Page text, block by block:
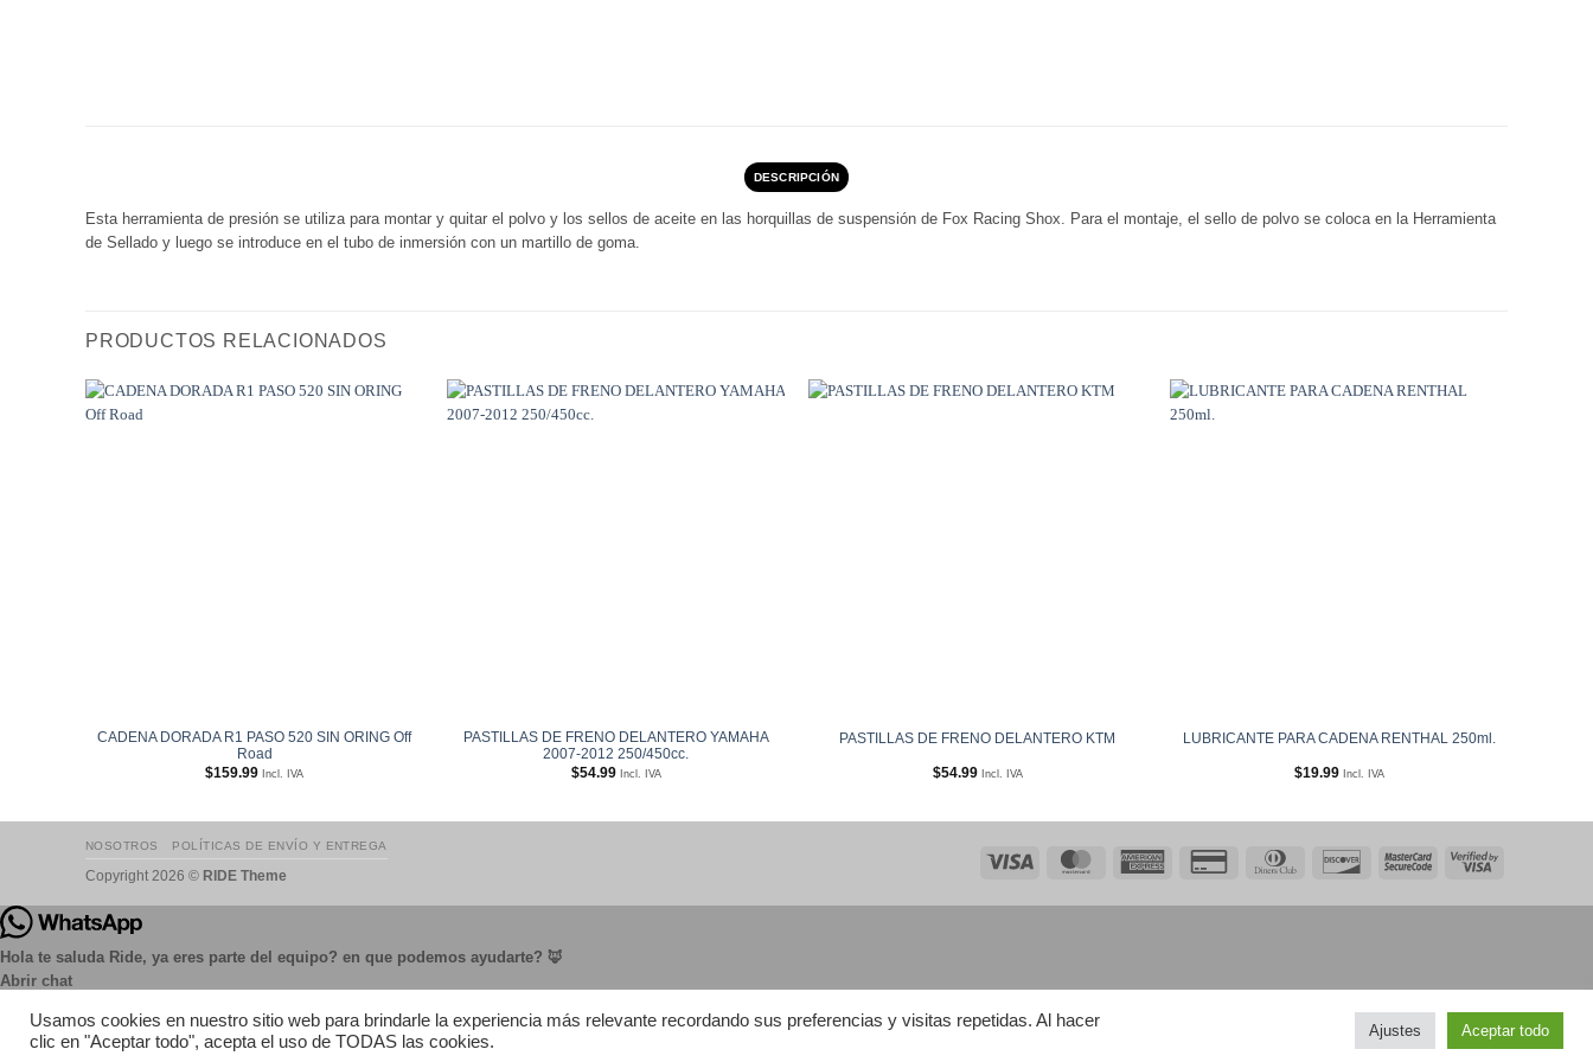
DESCRIPCIÓN
Esta herramienta de presión se utiliza para montar y quitar el polvo y los sellos de aceite en las horquillas de suspensión de Fox Racing Shox. Para el montaje, el sello de polvo se coloca en la Herramienta
de Sellado y luego se introduce en el tubo de inmersión con un martillo de goma.
PRODUCTOS RELACIONADOS
CADENA DORADA R1 PASO 520 SIN ORING Off
Road
$159.99 Incl. IVA
PASTILLAS DE FRENO DELANTERO YAMAHA
2007-2012 250/450cc.
$54.99 Incl. IVA
PASTILLAS DE FRENO DELANTERO KTM
$54.99 Incl. IVA
LUBRICANTE PARA CADENA RENTHAL 250ml.
$19.99 Incl. IVA
MasterCard American
Credit
Dinners
Discover
MasterCardVisa
NOSOTROS POLÍTICAS DE ENVÍO Y ENTREGA
Copyright 2026 © RIDE Theme
Usamos cookies en nuestro sitio web para brindarle la experiencia más relevante recordando sus preferencias y visitas repetidas. Al hacer
clic en "Aceptar todo", acepta el uso de TODAS las cookies.
Ajustes Aceptar todo
Hola te saluda Ride, ya eres parte del equipo? en que podemos ayudarte? 🦊
Abrir chat